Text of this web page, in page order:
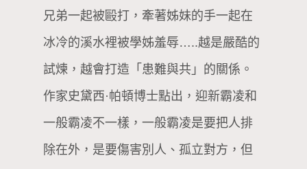
兄弟一起被毆打，牽著姊妹的手一起在
冰冷的溪水裡被學姊羞辱…..越是嚴酷的
試煉，越會打造「患難與共」的關係。
作家史黛西·帕頓博士點出，迎新霸凌和
一般霸凌不一樣，一般霸凌是要把人排
除在外，是要傷害別人、孤立對方，但